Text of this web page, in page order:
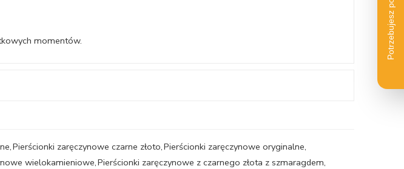
momentów.
,Pierścionki zaręczynowe czarne złoto,Pierścionki zaręczynowe oryginalne,
wielokamieniowe,Pierścionki zaręczynowe z czarnego złota z szmaragdem,